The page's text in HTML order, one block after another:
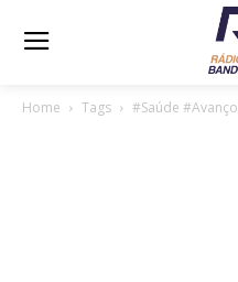
Home Tags #Saúde #Avanço